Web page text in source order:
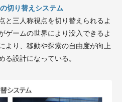
切り替えシステム
と三人称視点を切り替えられるよ
ゲームの世界により没入できるよ
より、移動や探索の自由度が向上
る設計になっている。